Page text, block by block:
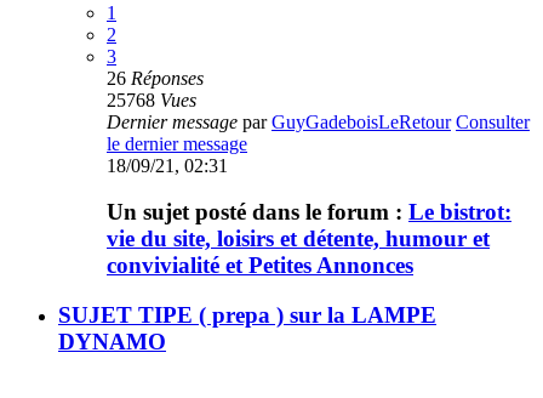
1
2
3
26 Réponses
25768 Vues
Dernier message parGuyGadeboisLeRetour Consulter
le dernier message
18/09/21, 02:31
Un sujet posté dans le forum : Le bistrot:
vie du site, loisirs et détente, humour et
convivialité et Petites Annonces
SUJET TIPE ( prepa ) sur la LAMPE
DYNAMO